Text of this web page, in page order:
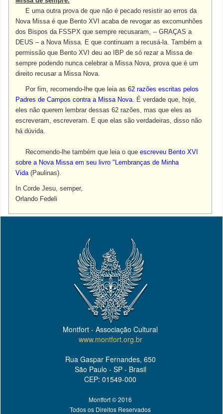
E uma outra prova de que não é pecado resistir ao erros da
Nova Missa é que Bento XVI acaba de revogar as excomunhões
dos Bispos da FSSPX que sempre recusaram, -- GRAÇAS a
DEUS – a Nova Missa. E que continuam a recusá-la. Também a
permissão que Bento XVI deu ao IBP de só rezar a Missa de
sempre podendo nunca celebrar a Missa Nova, prova que é um
direito recusar a Missa Nova.
Por fim, recomendo-lhe que leia as62 razões escritas pelos
Padres de Campos contra a Missa Nova. É verdade que, hoje,
eles não querem lembrar dessas 62 razões, mas que eles as
escreveram, escreveram. E que elas são verdadeiras, disso não
há dúvida.
Recomendo-lhe também que leia o queescreveu Bento XVI
sobre a Nova Missa em seu livro "Lembranças de Minha
Vida(Paulinas).
In Corde Jesu, semper,
Orlando Fedeli
Montfort - Associação Cultural
www.montfort.org.br
Rua Gaspar Fernandes, 650
São Paulo - SP - Brasil
CEP: 01549-000
Montfort © 2016
Todos os Direitos Reservados